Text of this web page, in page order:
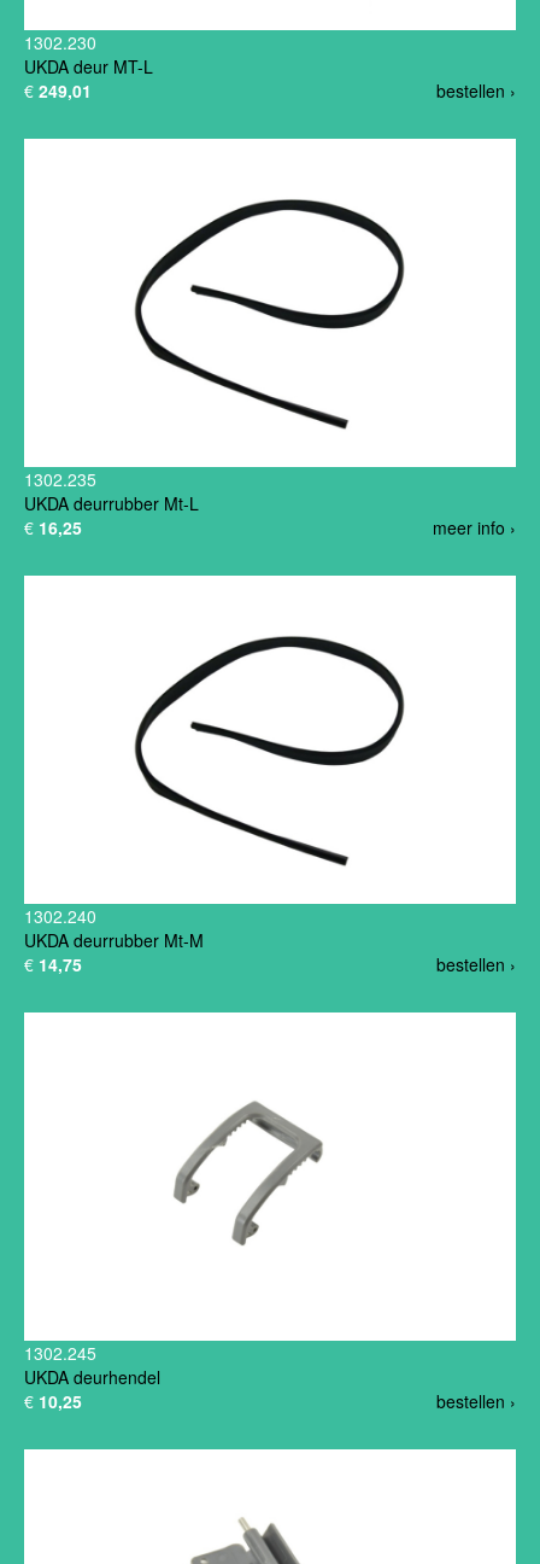
1302.230
UKDA deur MT-L
bestellen ›
€ 249,01
1302.235
UKDA deurrubber Mt-L
meer info ›
€ 16,25
1302.240
UKDA deurrubber Mt-M
bestellen ›
€ 14,75
1302.245
UKDA deurhendel
bestellen ›
€ 10,25